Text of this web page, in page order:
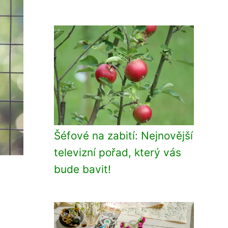
Šéfové na zabití: Nejnovější
televizní pořad, který vás
bude bavit!